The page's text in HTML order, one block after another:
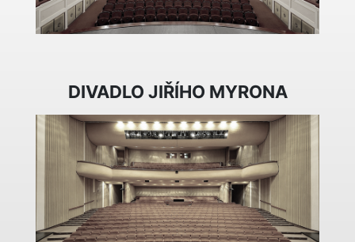
DIVADLO JIŘÍHO MYRONA